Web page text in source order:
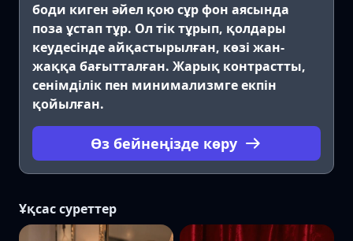
боди киген әйел қою сұр фон аясында
поза ұстап тұр. Ол тік тұрып, қолдары
кеудесінде айқастырылған, көзі жан-
жаққа бағытталған. Жарық контрастты,
сенімділік пен минимализмге екпін
қойылған.
Өз бейнеңізде көру
Ұқсас суреттер